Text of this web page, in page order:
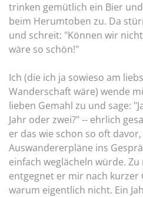
trinken gemütlich ein Bier
beim Herumtoben zu. Da
und schreit: "Können wir
wäre so schön!"
Ich (die ich ja sowieso am
Wanderschaft wäre) wende
lieben Gemahl zu und sage:
Jahr oder zwei?" -- ehrlich
er das wie schon so oft davor,
Auswandererpläne ins
einfach weglächeln würde.
entgegnet er mir nach kurzer
warum eigentlich nicht. Ein